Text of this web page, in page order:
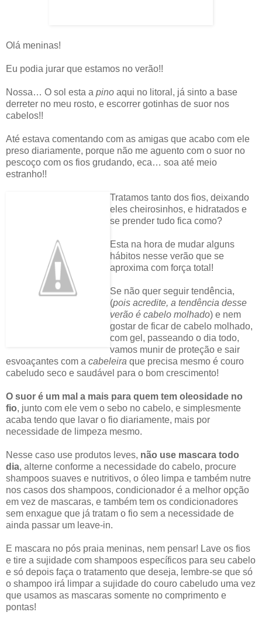
Olá meninas!
Eu podia jurar que estamos no verão!!
Nossa… O sol esta a pino aqui no litoral, já sinto a base
derreter no meu rosto, e escorrer gotinhas de suor nos
cabelos!!
Até estava comentando com as amigas que acabo com ele
preso diariamente, porque não me aguento com o suor no
pescoço com os fios grudando, eca… soa até meio
estranho!!
Tratamos tanto dos fios, deixando
eles cheirosinhos, e hidratados e
se prender tudo fica como?
Esta na hora de mudar alguns
hábitos nesse verão que se
aproxima com força total!
Se não quer seguir tendência,
(pois acredite, a tendência desse
verão é cabelo molhado) e nem
gostar de ficar de cabelo molhado,
com gel, passeando o dia todo,
vamos munir de proteção e sair
esvoaçantes com a cabeleira que precisa mesmo é couro
cabeludo seco e saudável para o bom crescimento!
O suor é um mal a mais para quem tem oleosidade no
fio, junto com ele vem o sebo no cabelo, e simplesmente
acaba tendo que lavar o fio diariamente, mais por
necessidade de limpeza mesmo.
Nesse caso use produtos leves, não use mascara todo
dia, alterne conforme a necessidade do cabelo, procure
shampoos suaves e nutritivos, o óleo limpa e também nutre
nos casos dos shampoos, condicionador é a melhor opção
em vez de mascaras, e também tem os condicionadores
sem enxague que já tratam o fio sem a necessidade de
ainda passar um leave-in.
E mascara no pós praia meninas, nem pensar! Lave os fios
e tire a sujidade com shampoos específicos para seu cabelo
e só depois faça o tratamento que deseja, lembre-se que só
o shampoo irá limpar a sujidade do couro cabeludo uma vez
que usamos as mascaras somente no comprimento e
pontas!